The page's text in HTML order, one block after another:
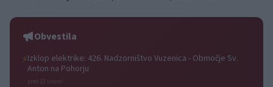
leto
Obvestila
⚡Izklop elektrike: 426. Nadzorništvo Vuzenica - Območje Sv.
Anton na Pohorju
pred 12 urami